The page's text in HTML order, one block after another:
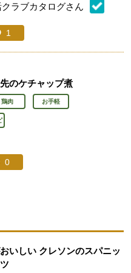
ラブカタログさん
登録：
コメント：
1
のケチャップ煮
鶏肉 お手軽
登録：
コメント：
0
いしい クレソンのスパニッ